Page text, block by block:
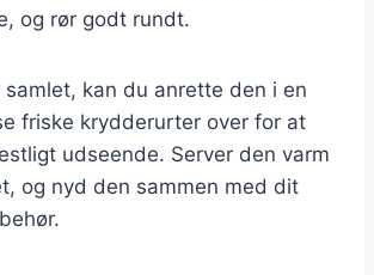
og rør godt rundt.
kan du anrette den i en
friske krydderurter over for at
udseende. Server den varm
og nyd den sammen med dit